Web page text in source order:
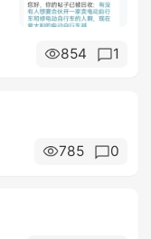
854 1
785 0